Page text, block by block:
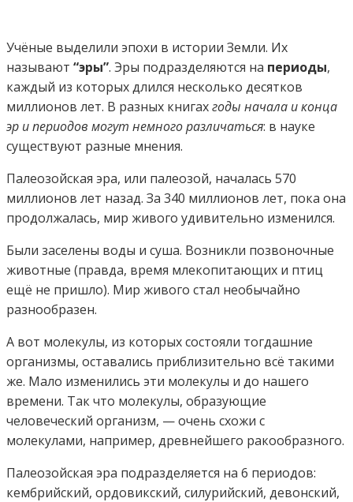
Учёные выделили эпохи в истории Земли. Их
называют “эры”. Эры подразделяются на периоды,
каждый из которых длился несколько десятков
миллионов лет. В разных книгахгоды начала и конца
эр и периодов могут немного различаться: в науке
существуют разные мнения.
Палеозойская эра, или палеозой, началась 570
миллионов лет назад. За 340 миллионов лет, пока она
продолжалась, мир живого удивительно изменился.
Были заселены воды и суша. Возникли позвоночные
животные (правда, время млекопитающих и птиц
ещё не пришло). Мир живого стал необычайно
разнообразен.
А вот молекулы, из которых состояли тогдашние
организмы, оставались приблизительно всё такими
же. Мало изменились эти молекулы и до нашего
времени. Так что молекулы, образующие
человеческий организм, — очень схожи с
молекулами, например, древнейшего ракообразного.
Палеозойская эра подразделяется на 6 периодов:
кембрийский, ордовикский, силурийский, девонский,